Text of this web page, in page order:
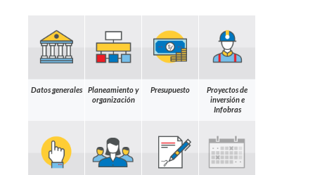
Datos generales
Planeamiento y
organización
Presupuesto
Proyectos de
inversión e
Infobras